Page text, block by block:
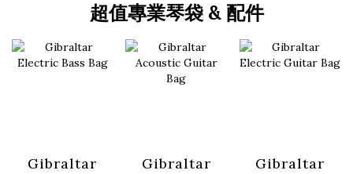
超值專業琴袋 & 配件
Gibraltar
Gibraltar
Gibraltar